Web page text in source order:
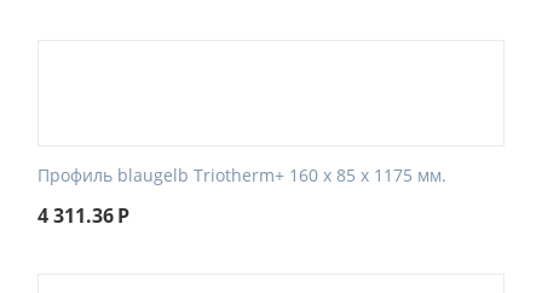
Профиль blaugelb Triotherm+ 160 x 85 x 1175 мм.
4 311.36Р